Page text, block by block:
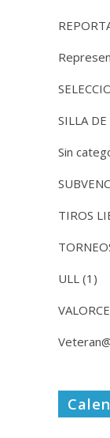
SILLA DE
Sin
TIROS
ULL (1)